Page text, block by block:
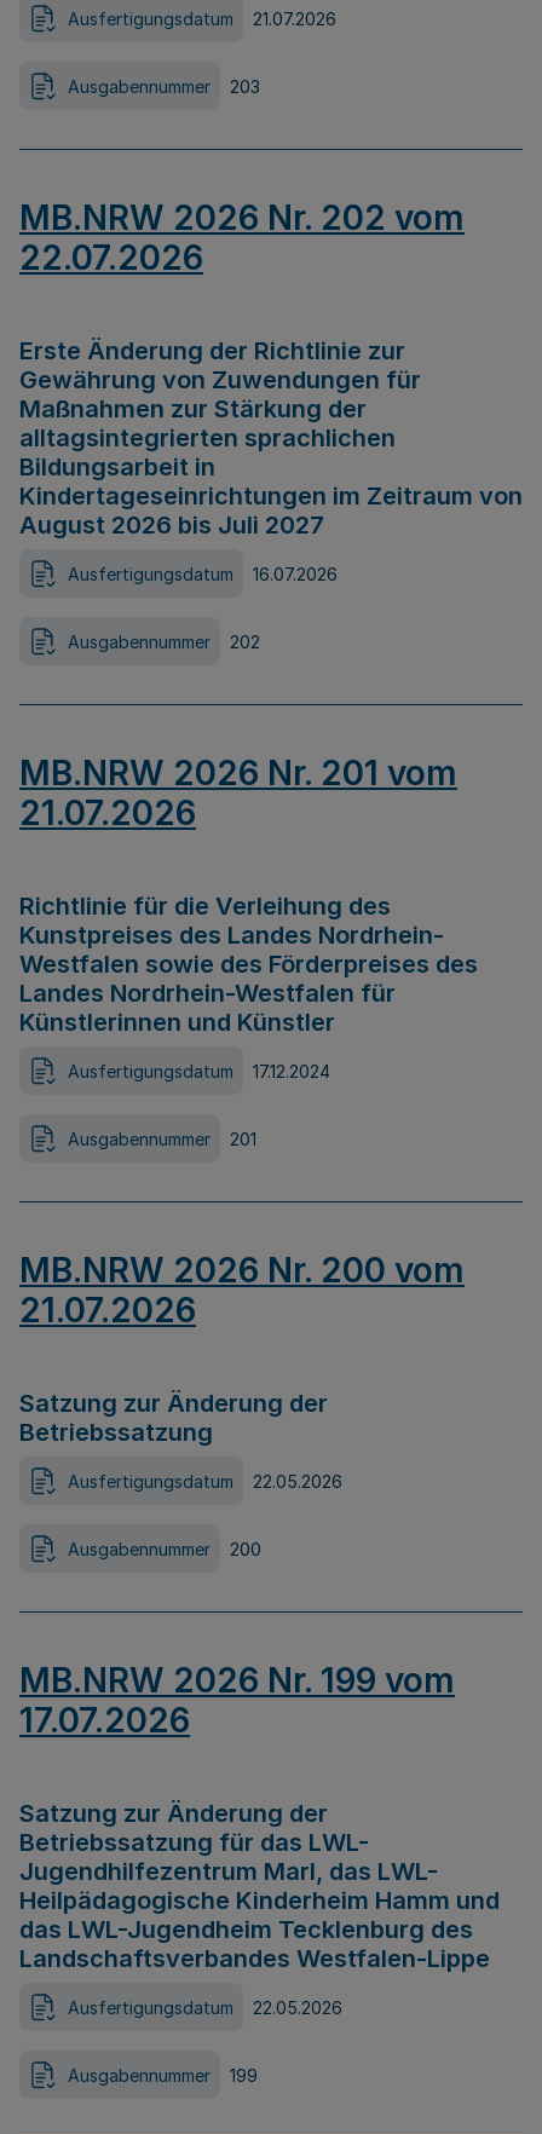
Ausfertigungsdatum 21.07.2026
Ausgabennummer 203
MB.NRW 2026 Nr. 202 vom
22.07.2026
Erste Änderung der Richtlinie zur
Gewährung von Zuwendungen für
Maßnahmen zur Stärkung der
alltagsintegrierten sprachlichen
Bildungsarbeit in
Kindertageseinrichtungen im Zeitraum von
August 2026 bis Juli 2027
Ausfertigungsdatum 16.07.2026
Ausgabennummer 202
MB.NRW 2026 Nr. 201 vom
21.07.2026
Richtlinie für die Verleihung des
Kunstpreises des Landes Nordrhein-
Westfalen sowie des Förderpreises des
Landes Nordrhein-Westfalen für
Künstlerinnen und Künstler
Ausfertigungsdatum 17.12.2024
Ausgabennummer 201
MB.NRW 2026 Nr. 200 vom
21.07.2026
Satzung zur Änderung der
Betriebssatzung
Ausfertigungsdatum 22.05.2026
Ausgabennummer 200
MB.NRW 2026 Nr. 199 vom
17.07.2026
Satzung zur Änderung der
Betriebssatzung für das LWL-
Jugendhilfezentrum Marl, das LWL-
Heilpädagogische Kinderheim Hamm und
das LWL-Jugendheim Tecklenburg des
Landschaftsverbandes Westfalen-Lippe
Ausfertigungsdatum 22.05.2026
Ausgabennummer 199